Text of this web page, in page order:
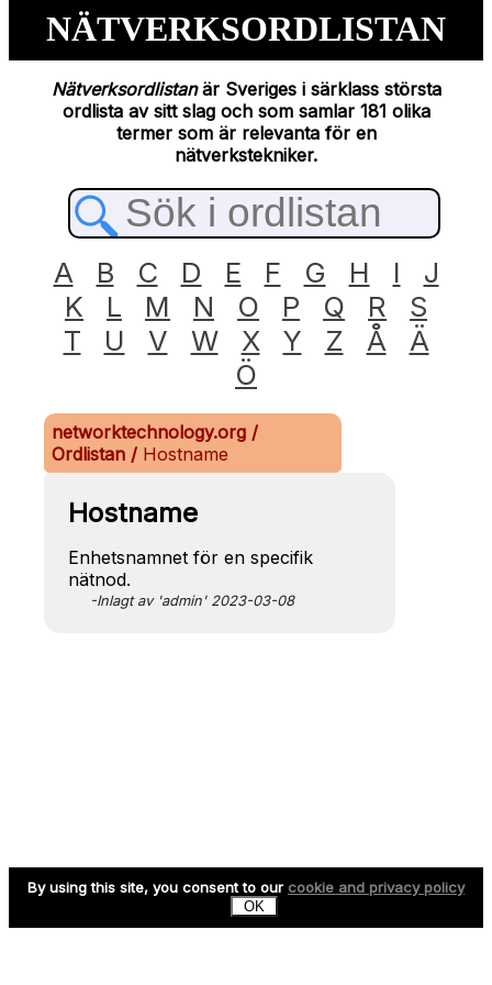
NÄTVERKSORDLISTAN
Nätverksordlistanär Sveriges i särklass största
ordlista av sitt slag och som samlar 181 olika
termer som är relevanta för en
nätverkstekniker.
A B C D E F G H I
J
K
L M N O P Q R
S
T
U V W X Y Z Å
Ä
Ö
networktechnology.org /
Ordlistan / Hostname
Hostname
Enhetsnamnet för en specifik
nätnod.
-Inlagt av 'admin' 2023-03-08
By using this site, you consent to our cookie and privacy policy